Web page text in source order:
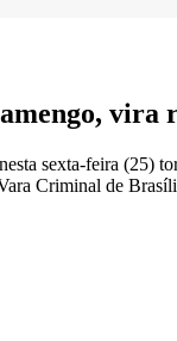
vira
sexta-feira (25)
Criminal de